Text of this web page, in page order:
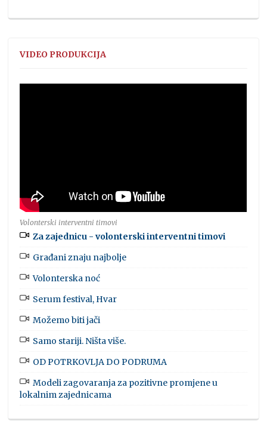
VIDEO PRODUKCIJA
Volonterski interventni timovi
Za zajednicu - volonterski interventni timovi
Građani znaju najbolje
Volonterska noć
Serum festival, Hvar
Možemo biti jači
Samo stariji. Ništa više.
OD POTRKOVLJA DO PODRUMA
Modeli zagovaranja za pozitivne promjene u
lokalnim zajednicama